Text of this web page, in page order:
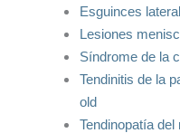
Esguinces
Lesiones
Síndrome de la
Tendinitis de la
old
Tendinopatía